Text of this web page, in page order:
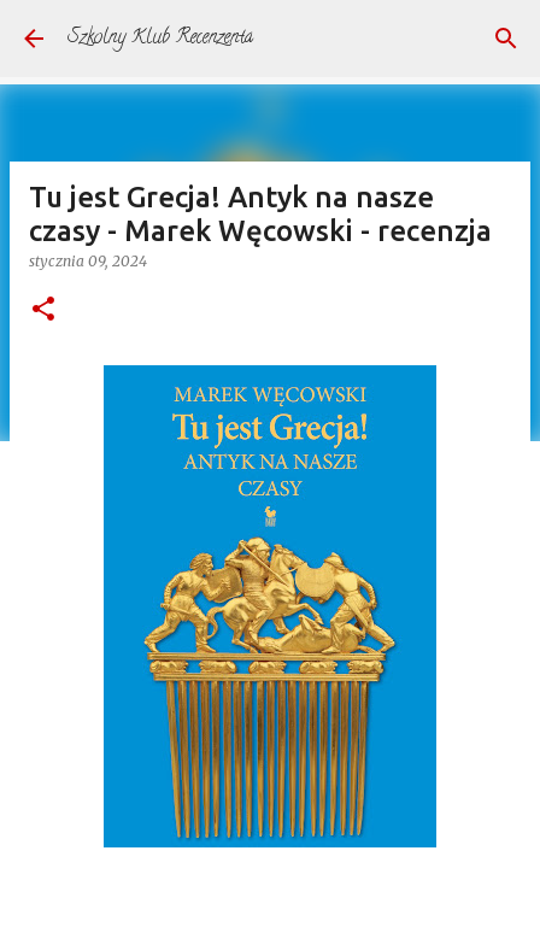
Przejdź do głównej zawartości
Szkolny Klub Recenzenta
Tu jest Grecja! Antyk na nasze
czasy - Marek Węcowski - recenzja
stycznia 09, 2024